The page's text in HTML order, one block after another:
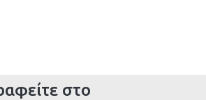
στο